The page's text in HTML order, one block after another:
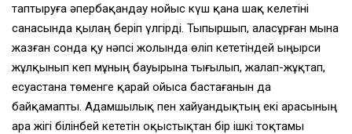
таптыруға әпербақандау нойыс күш қана шақ келетiнi
санасында қылаң берiп үлгiрдi. Тыпыршып, аласұрған мына
жазған сонда қу нәпсi жолында өлiп кететiндей ыңырси
жұлқынып кеп мұның бауырына тығылып, жалап-жұқтап,
есуастана төменге қарай ойыса бастағанын да
байқамапты. Адамшылық пен хайуандықтың екi арасының
ара жiгi бiлiнбей кететiн оқыстықтан бiр iшкi тоқтамы